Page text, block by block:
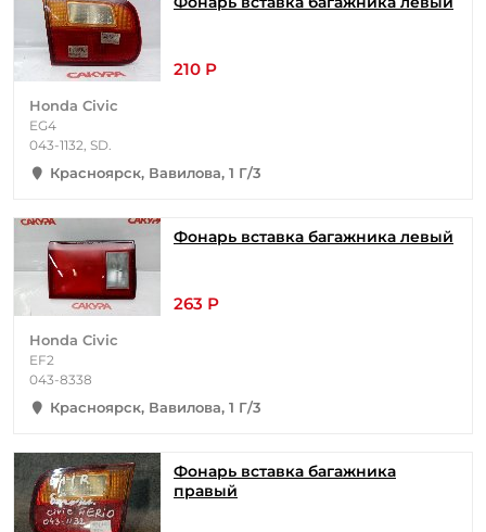
210 Р
Honda Civic
EG4
043-1132, SD.
Красноярск, Вавилова, 1 Г/3
Фонарь вставка багажника левый
263 Р
Honda Civic
EF2
043-8338
Красноярск, Вавилова, 1 Г/3
Фонарь вставка багажника
правый